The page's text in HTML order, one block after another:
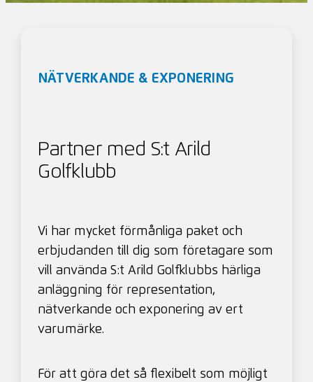
NÄTVERKANDE & EXPONERING
Partner med S:t Arild
Golfklubb
Vi har mycket förmånliga paket och
erbjudanden till dig som företagare som
vill använda S:t Arild Golfklubbs härliga
anläggning för representation,
nätverkande och exponering av ert
varumärke.
För att göra det så flexibelt som möjligt